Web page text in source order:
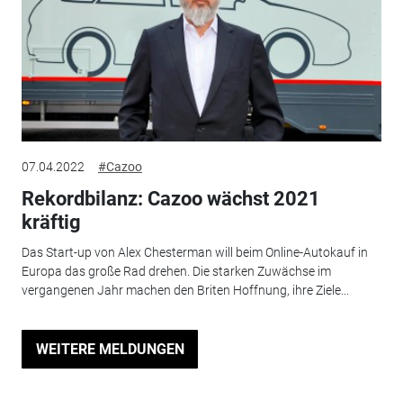
07.04.2022 #Cazoo
Rekordbilanz: Cazoo wächst 2021
kräftig
Das Start-up von Alex Chesterman will beim Online-Autokauf in
Europa das große Rad drehen. Die starken Zuwächse im
vergangenen Jahr machen den Briten Hoffnung, ihre Ziele...
WEITERE MELDUNGEN